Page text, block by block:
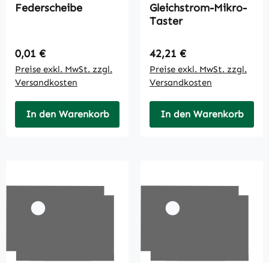
Federscheibe
Regulärer Preis:
0,01 €
Preise exkl. MwSt. zzgl.
Versandkosten
In den Warenkorb
Gleichstrom-Mikro-
Taster
Regulärer Preis:
42,21 €
Preise exkl. MwSt. zzgl.
Versandkosten
In den Warenkorb